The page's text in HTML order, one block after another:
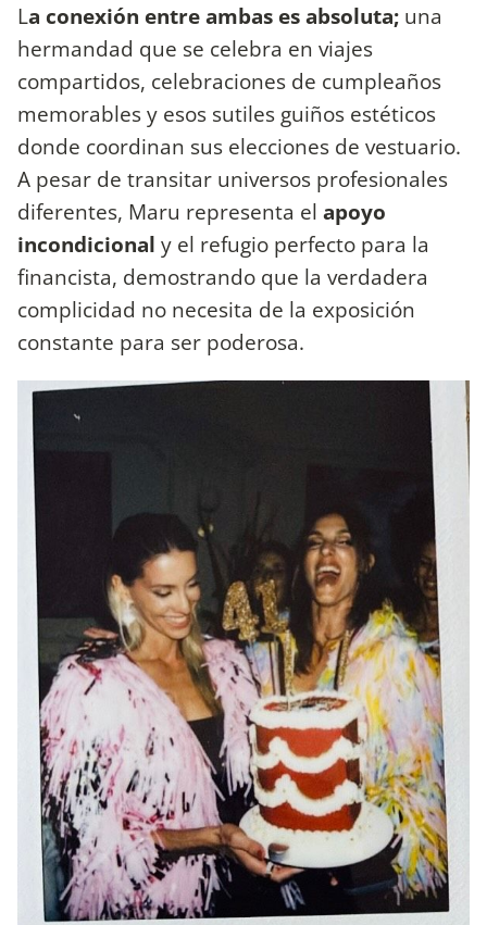
La conexión entre ambas es absoluta; una
hermandad que se celebra en viajes
compartidos, celebraciones de cumpleaños
memorables y esos sutiles guiños estéticos
donde coordinan sus elecciones de vestuario.
A pesar de transitar universos profesionales
diferentes, Maru representa el apoyo
incondicional y el refugio perfecto para la
financista, demostrando que la verdadera
complicidad no necesita de la exposición
constante para ser poderosa.